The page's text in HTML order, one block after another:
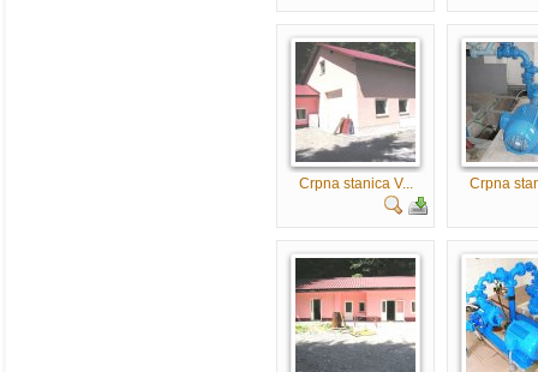
Crpna stanica V... Crpna